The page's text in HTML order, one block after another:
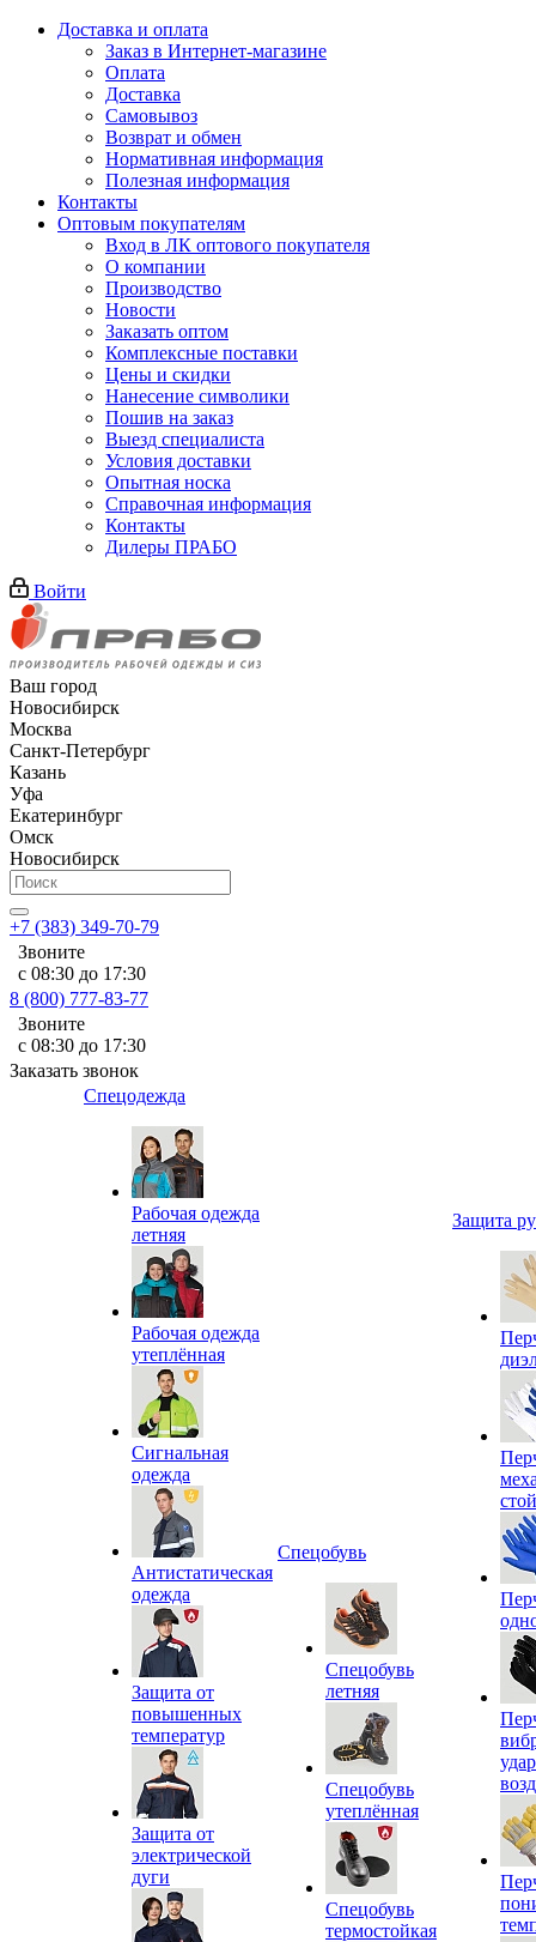
Доставка и оплата
Заказ в Интернет-магазине
Оплата
Доставка
Самовывоз
Возврат и обмен
Нормативная информация
Полезная информация
Контакты
Оптовым покупателям
Вход в ЛК оптового покупателя
О компании
Производство
Новости
Заказать оптом
Комплексные поставки
Цены и скидки
Нанесение символики
Пошив на заказ
Выезд специалиста
Условия доставки
Опытная носка
Справочная информация
Контакты
Дилеры ПРАБО
Войти
Ваш город
Новосибирск
Москва
Санкт-Петербург
Казань
Уфа
Екатеринбург
Омск
Новосибирск
+7 (383) 349-70-79
Звоните
с 08:30 до 17:30
8 (800) 777-83-77
Звоните
с 08:30 до 17:30
Заказать звонок
Спецодежда
Рабочая одежда
летняя
Рабочая одежда
утеплённая
Сигнальная
одежда
Антистатическая
одежда
Защита от
повышенных
температур
Защита от
электрической
дуги
Спецобувь
Спецобувь
летняя
Спецобувь
утеплённая
Спецобувь
термостойкая
Защита